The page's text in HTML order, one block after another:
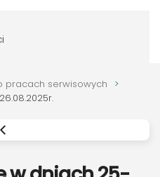
pracach serwisowych